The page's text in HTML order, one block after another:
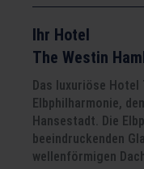
Ihr Hotel
The Westin
Das luxuriöse
Elbphilharmonie,
Hansestadt. Die
beeindruckenden
wellenförmigen